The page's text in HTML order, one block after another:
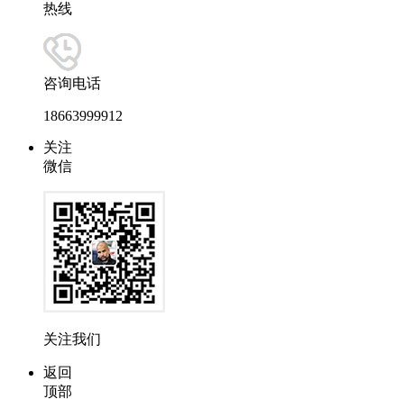
热线
咨询电话
18663999912
关注
微信
关注我们
返回
顶部